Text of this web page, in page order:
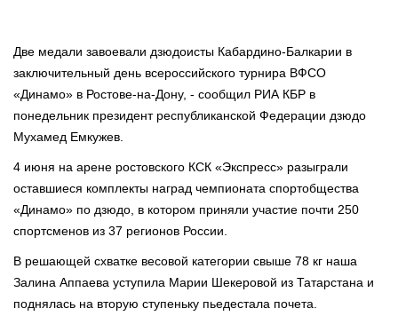
Две медали завоевали дзюдоисты Кабардино-Балкарии в
заключительный день всероссийского турнира ВФСО
«Динамо» в Ростове-на-Дону, - сообщил РИА КБР в
понедельник президент республиканской Федерации дзюдо
Мухамед Емкужев.
4 июня на арене ростовского КСК «Экспресс» разыграли
оставшиеся комплекты наград чемпионата спортобщества
«Динамо» по дзюдо, в котором приняли участие почти 250
спортсменов из 37 регионов России.
В решающей схватке весовой категории свыше 78 кг наша
Залина Аппаева уступила Марии Шекеровой из Татарстана и
поднялась на вторую ступеньку пьедестала почета.